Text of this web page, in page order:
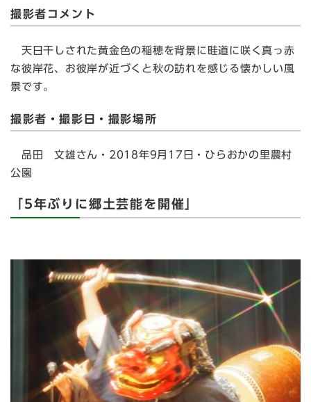
撮影者コメント
天日干しされた黄金色の稲穂を背景に畦道に咲く真っ赤
な彼岸花、お彼岸が近づくと秋の訪れを感じる懐かしい風
景です。
撮影者・撮影日・撮影場所
品田 文雄さん・2018年9月17日・ひらおかの里農村
公園
「5年ぶりに郷土芸能を開催」